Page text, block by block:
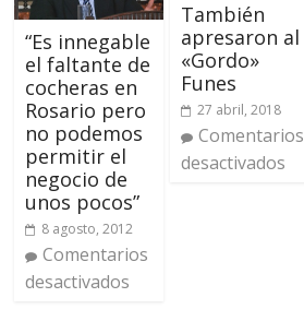
“Es innegable
el faltante de
cocheras en
Rosario pero
no podemos
permitir el
negocio de
unos pocos”
8 agosto, 2012
Comentarios
desactivados
También
apresaron al
«Gordo»
Funes
27 abril, 2018
Comentarios
desactivados